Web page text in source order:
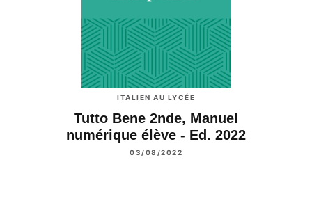
ITALIEN AU LYCÉE
Tutto Bene 2nde, Manuel
numérique élève - Ed. 2022
03/08/2022